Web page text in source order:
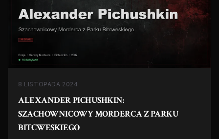
8 LISTOPADA 2024
ALEXANDER PICHUSHKIN:
SZACHOWNICOWY MORDERCA Z PARKU
BITCWESKIEGO